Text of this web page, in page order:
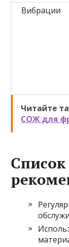
Вибрации
Читайте
СОЖ для